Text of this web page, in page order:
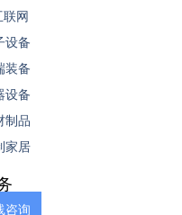
联网
设备
装备
设备
制品
家居
内容
咨询